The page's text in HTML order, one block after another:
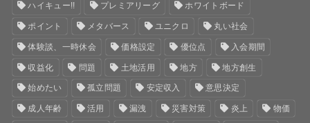
ハイキュー!! プレミアリーグ ホワイトボード
ポイント メタバース ユニクロ 丸い社会
体験談、一時休会 価格設定 優位点 入会期間
収益化 問題 土地活用 地方 地方創生
始めたい 孤立問題 安定収入 意思決定
成人年齢 活用 漏洩 災害対策 炎上 物価